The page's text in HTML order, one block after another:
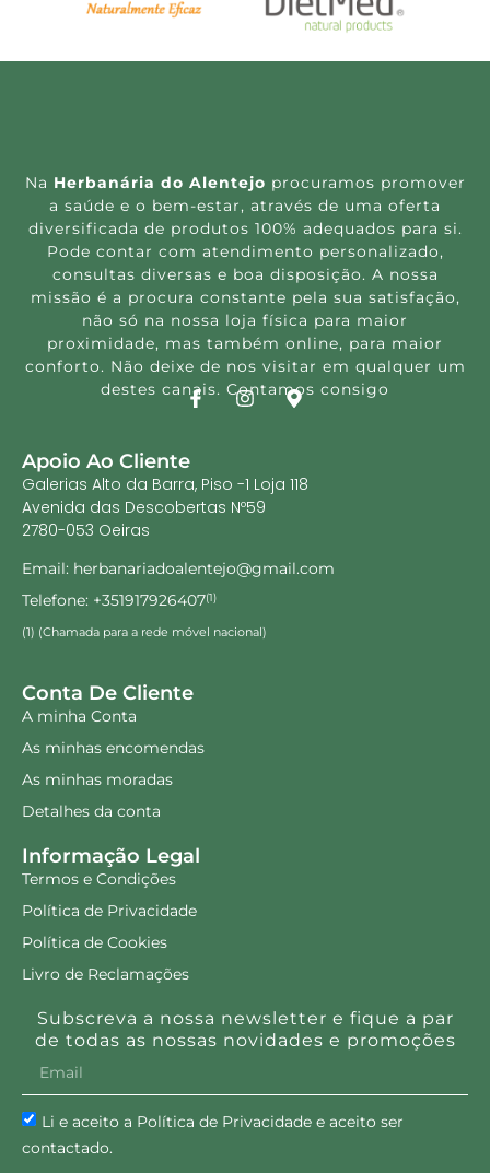
Na Herbanária do Alentejo procuramos promover
a saúde e o bem-estar, através de uma oferta
diversificada de produtos 100% adequados para si.
Pode contar com atendimento personalizado,
consultas diversas e boa disposição. A nossa
missão é a procura constante pela sua satisfação,
não só na nossa loja física para maior
proximidade, mas também online, para maior
conforto. Não deixe de nos visitar em qualquer um
destes canais. Contamos consigo
Apoio Ao Cliente
Galerias Alto da Barra, Piso -1 Loja 118
Avenida das Descobertas Nº59
2780-053 Oeiras
Email: herbanariadoalentejo@gmail.com
Telefone: +351917926407(1)
(1) (Chamada para a rede móvel nacional)
Conta De Cliente
A minha Conta
As minhas encomendas
As minhas moradas
Detalhes da conta
Informação Legal
Termos e Condições
Política de Privacidade
Política de Cookies
Livro de Reclamações
Subscreva a nossa newsletter e fique a par
de todas as nossas novidades e promoções
Li e aceito a Política de Privacidade e aceito ser
contactado.